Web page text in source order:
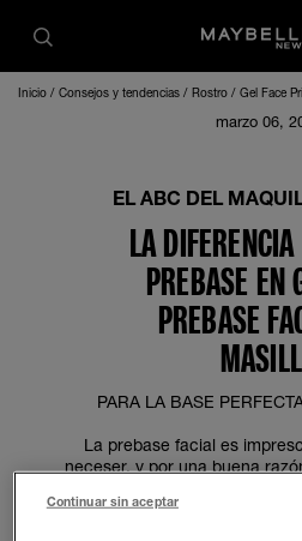
Inicio Consejos y tendencias Rostro Gel Face
marzo 06,
EL ABC DEL
LA
PREBASE EN
PREBASE
PARA LA BASE
La prebase facial es
neceser, y por una buena
belleza: Un toque sobre la
Continuar sin aceptar